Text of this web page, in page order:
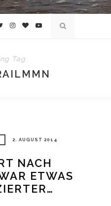
Tag
2. AUGUST 2014
NACH
ETWAS